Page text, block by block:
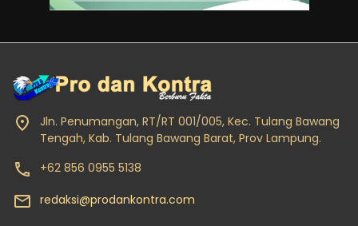
Jln. Penumangan, RT/RT 001/005, Kec. Tulang Bawang
Tengah, Kab. Tulang Bawang Barat, Prov Lampung.
+62 856 0955 5138
redaksi@prodankontra.com